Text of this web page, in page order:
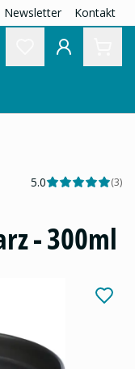
Newsletter Kontakt
5.0 (3)
- 300ml